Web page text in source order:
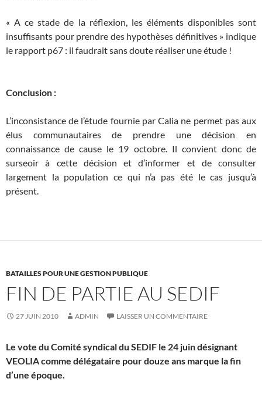
« A ce stade de la réflexion, les éléments disponibles sont
insuffisants pour prendre des hypothèses définitives » indique
le rapport p67 : il faudrait sans doute réaliser une étude !
Conclusion :
L’inconsistance de l’étude fournie par Calia ne permet pas aux
élus communautaires de prendre une décision en
connaissance de cause le 19 octobre. Il convient donc de
surseoir à cette décision et d’informer et de consulter
largement la population ce qui n’a pas été le cas jusqu’à
présent.
BATAILLES POUR UNE GESTION PUBLIQUE
FIN DE PARTIE AU SEDIF
27 JUIN 2010 ADMIN LAISSER UN COMMENTAIRE
Le vote du Comité syndical du SEDIF le 24 juin désignant
VEOLIA comme délégataire pour douze ans marque la fin
d’une époque.